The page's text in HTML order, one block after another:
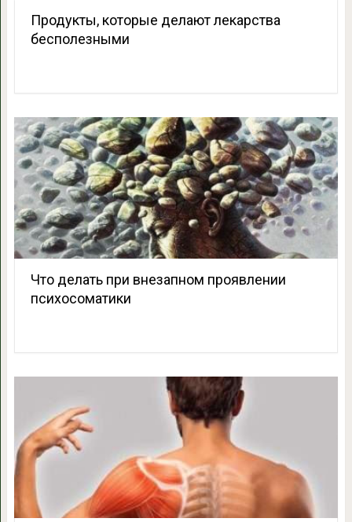
Продукты, которые делают лекарства
бесполезными
Что делать при внезапном проявлении
психосоматики